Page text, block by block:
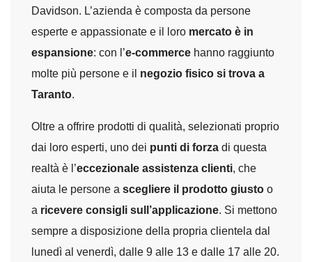
Davidson. L’azienda è composta da persone
esperte e appassionate e il loro mercato è in
espansione: con l’e-commerce hanno raggiunto
molte più persone e il negozio fisico si trova a
Taranto.
Oltre a offrire prodotti di qualità, selezionati proprio
dai loro esperti, uno dei punti di forza di questa
realtà è l’eccezionale assistenza clienti, che
aiuta le persone a scegliere il prodotto giusto o
a ricevere consigli sull’applicazione. Si mettono
sempre a disposizione della propria clientela dal
lunedì al venerdì, dalle 9 alle 13 e dalle 17 alle 20.